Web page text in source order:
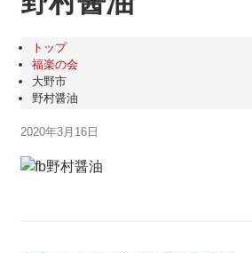
トップ
福楽の会
大野市
野村醤油
2020年3月16日